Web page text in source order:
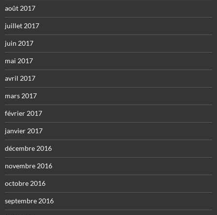
août 2017
juillet 2017
juin 2017
mai 2017
avril 2017
mars 2017
février 2017
janvier 2017
décembre 2016
novembre 2016
octobre 2016
septembre 2016